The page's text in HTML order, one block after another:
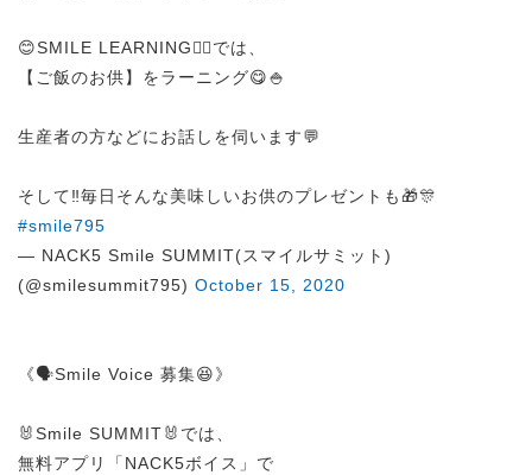
😊SMILE LEARNING✍🏻では、
【ご飯のお供】をラーニング😋🍚
生産者の方などにお話しを伺います💬
そして‼️毎日そんな美味しいお供のプレゼントも🎁🎊
#smile795
— NACK5 Smile SUMMIT(スマイルサミット)
(@smilesummit795) October 15, 2020
《🗣️Smile Voice 募集😆》
🐰Smile SUMMIT🐰では、
無料アプリ「NACK5ボイス」で